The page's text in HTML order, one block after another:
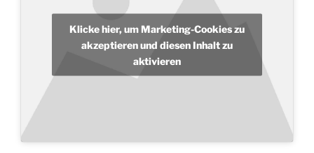
Klicke hier, um Marketing-Cookies zu
akzeptieren und diesen Inhalt zu
aktivieren